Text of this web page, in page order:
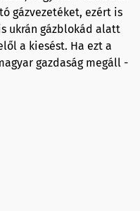
gázvezetéket, ezért is
ukrán gázblokád alatt
a kiesést. Ha ezt a
gazdaság megáll -